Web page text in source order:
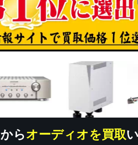
からオーディオを買取